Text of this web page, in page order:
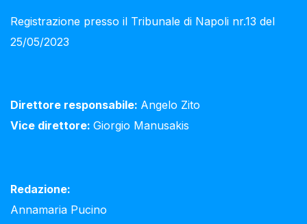
Registrazione presso il Tribunale di Napoli nr.13 del
25/05/2023
Direttore responsabile: Angelo Zito
Vice direttore: Giorgio Manusakis
Redazione:
Annamaria Pucino